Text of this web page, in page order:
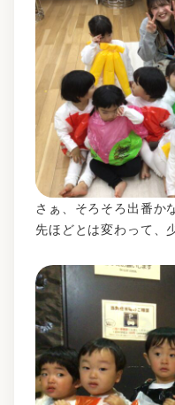
さぁ、そろそろ出番か
先ほどとは変わって、